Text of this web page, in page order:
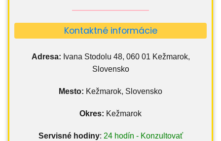
Kontaktné informácie
Adresa: Ivana Stodolu 48, 060 01 Kežmarok,
Slovensko
Mesto: Kežmarok, Slovensko
Okres: Kežmarok
Servisné hodiny: 24 hodín - Konzultovať